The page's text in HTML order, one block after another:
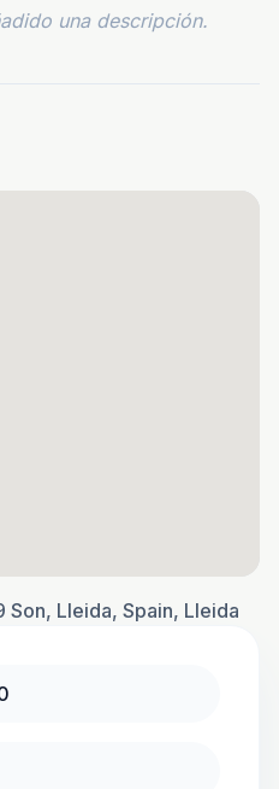
una descripción.
Son, Lleida, Spain, Lleida